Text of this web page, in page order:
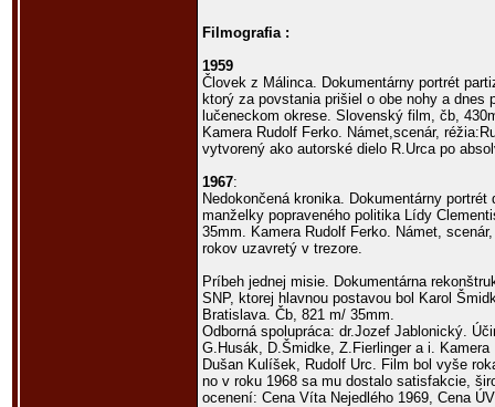
Filmografia :
1959
Človek z Málinca. Dokumentárny portrét
ktorý za povstania prišiel o obe nohy a dnes
lučeneckom okrese. Slovenský film, čb,
Kamera Rudolf Ferko. Námet,scenár,
vytvorený ako autorské dielo R.Urca po
1967:
Nedokončená kronika. Dokumentárny
manželky popraveného politika Lídy
35mm. Kamera Rudolf Ferko. Námet,
rokov uzavretý v trezore.
Príbeh jednej misie. Dokumentárna
SNP, ktorej hlavnou postavou bol Karol
Bratislava. Čb, 821 m/ 35mm.
Odborná spolupráca: dr.Jozef Jablonický.
G.Husák, D.Šmidke, Z.Fierlinger a i.
Dušan Kulíšek, Rudolf Urc. Film bol vyše
no v roku 1968 sa mu dostalo satisfakcie,
ocenení: Cena Víta Nejedlého 1969, Cena